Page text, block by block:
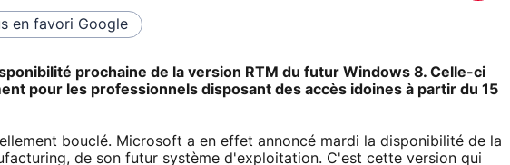
en favori Google
prochaine de la version RTM du futur Windows 8. Celle-ci
pour les professionnels disposant des accès idoines à partir du 15
bouclé. Microsoft a en effet annoncé mardi la disponibilité de la
de son futur système d'exploitation. C'est cette version qui